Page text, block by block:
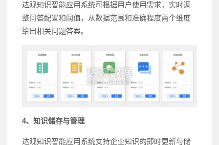
达观知识智能应用系统可根据用户使用需求，实时调
整问答配置和阈值，从数据范围和准确程度两个维度
给出相关问题答案。
4、知识储存与管理
达观知识智能应用系统支持企业知识的即时更新与储